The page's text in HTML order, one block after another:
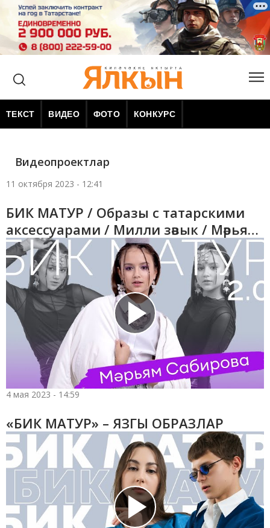
ТЕКСТ ВИДЕО ФОТО КОНКУРС
Видеопроектлар
11 октября 2023 - 12:41
БИК МАТУР / Образы с татарскими
аксессуарами / Милли зәвык / Мәрьям
Сабирова
4 мая 2023 - 14:59
«БИК МАТУР» – ЯЗГЫ ОБРАЗЛАР